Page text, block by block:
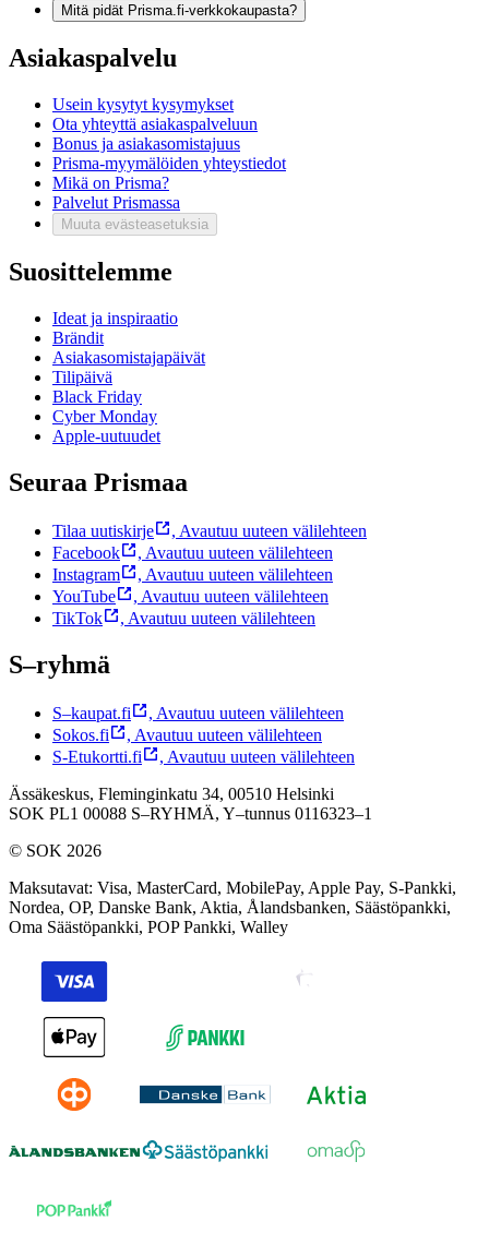
Mitä pidät Prisma.fi-verkkokaupasta?
Asiakaspalvelu
Usein kysytyt kysymykset
Ota yhteyttä asiakaspalveluun
Bonus ja asiakasomistajuus
Prisma-myymälöiden yhteystiedot
Mikä on Prisma?
Palvelut Prismassa
Muuta evästeasetuksia
Suosittelemme
Ideat ja inspiraatio
Brändit
Asiakasomistajapäivät
Tilipäivä
Black Friday
Cyber Monday
Apple-uutuudet
Seuraa Prismaa
Tilaa uutiskirje , Avautuu uuteen välilehteen
Facebook
, Avautuu uuteen välilehteen
Instagram
, Avautuu uuteen välilehteen
YouTube
, Avautuu uuteen välilehteen
TikTok
, Avautuu uuteen välilehteen
S–ryhmä
S–kaupat.fi , Avautuu uuteen välilehteen
Sokos.fi
, Avautuu uuteen välilehteen
S-Etukortti.fi
, Avautuu uuteen välilehteen
Ässäkeskus, Fleminginkatu 34, 00510 Helsinki
SOK PL1 00088 S–RYHMÄ, Y–tunnus 0116323–1
© SOK 2026
Maksutavat: Visa, MasterCard, MobilePay, Apple Pay, S-Pankki,
Nordea, OP, Danske Bank, Aktia, Ålandsbanken, Säästöpankki,
Oma Säästöpankki, POP Pankki, Walley